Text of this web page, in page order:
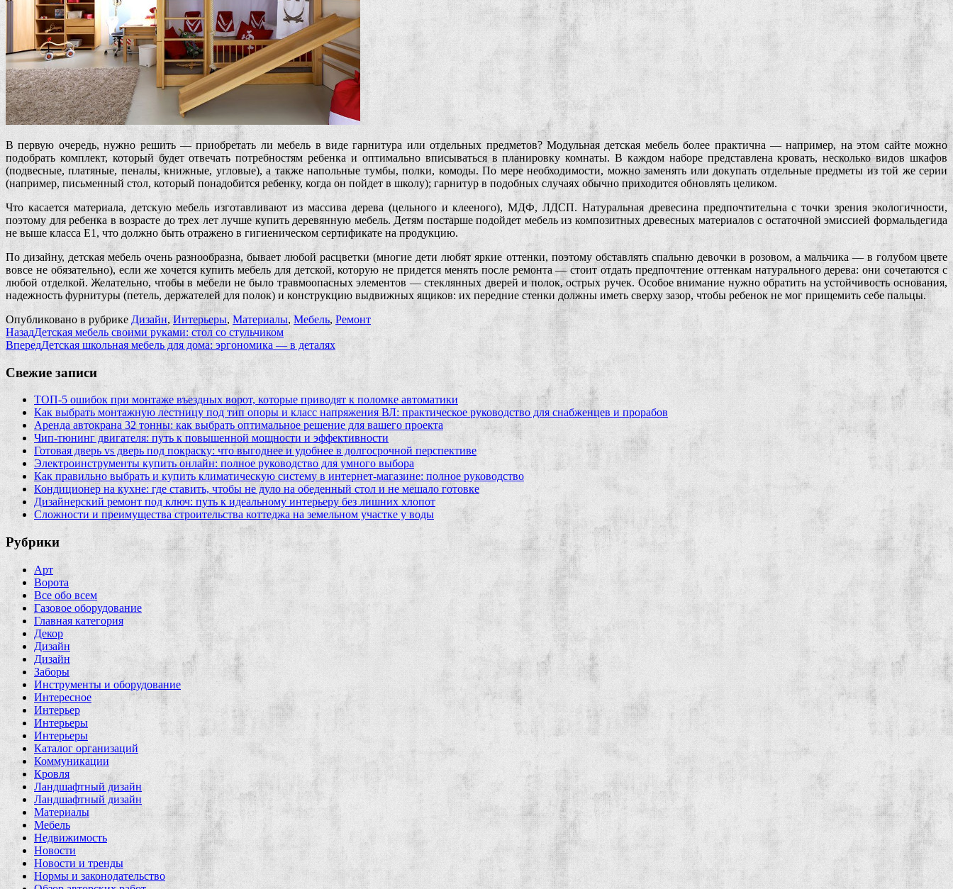
В первую очередь, нужно решить — приобретать ли мебель в виде гарнитура или отдельных предметов? Модульная детская мебель более практична — например, на этом сайте можно
подобрать комплект, который будет отвечать потребностям ребенка и оптимально вписываться в планировку комнаты. В каждом наборе представлена кровать, несколько видов шкафов
(подвесные, платяные, пеналы, книжные, угловые), а также напольные тумбы, полки, комоды. По мере необходимости, можно заменять или докупать отдельные предметы из той же серии
(например, письменный стол, который понадобится ребенку, когда он пойдет в школу); гарнитур в подобных случаях обычно приходится обновлять целиком.
Что касается материала, детскую мебель изготавливают из массива дерева (цельного и клееного), МДФ, ЛДСП. Натуральная древесина предпочтительна с точки зрения экологичности,
поэтому для ребенка в возрасте до трех лет лучше купить деревянную мебель. Детям постарше подойдет мебель из композитных древесных материалов с остаточной эмиссией формальдегида
не выше класса Е1, что должно быть отражено в гигиеническом сертификате на продукцию.
По дизайну, детская мебель очень разнообразна, бывает любой расцветки (многие дети любят яркие оттенки, поэтому обставлять спальню девочки в розовом, а мальчика — в голубом цвете
вовсе не обязательно), если же хочется купить мебель для детской, которую не придется менять после ремонта — стоит отдать предпочтение оттенкам натурального дерева: они сочетаются с
любой отделкой. Желательно, чтобы в мебели не было травмоопасных элементов — стеклянных дверей и полок, острых ручек. Особое внимание нужно обратить на устойчивость основания,
надежность фурнитуры (петель, держателей для полок) и конструкцию выдвижных ящиков: их передние стенки должны иметь сверху зазор, чтобы ребенок не мог прищемить себе пальцы.
Опубликовано в рубрике Дизайн,Интерьеры,Материалы, Мебель, Ремонт
НазадДетская мебель своими руками: стол со стульчиком
ВпередДетская школьная мебель для дома: эргономика — в деталях
Свежие записи
ТОП-5 ошибок при монтаже въездных ворот, которые приводят к поломке автоматики
Как выбрать монтажную лестницу под тип опоры и класс напряжения ВЛ: практическое руководство для снабженцев и прорабов
Аренда автокрана 32 тонны: как выбрать оптимальное решение для вашего проекта
Чип‑тюнинг двигателя: путь к повышенной мощности и эффективности
Готовая дверь vs дверь под покраску: что выгоднее и удобнее в долгосрочной перспективе
Электроинструменты купить онлайн: полное руководство для умного выбора
Как правильно выбрать и купить климатическую систему в интернет‑магазине: полное руководство
Кондиционер на кухне: где ставить, чтобы не дуло на обеденный стол и не мешало готовке
Дизайнерский ремонт под ключ: путь к идеальному интерьеру без лишних хлопот
Сложности и преимущества строительства коттеджа на земельном участке у воды
Рубрики
Арт
Ворота
Все обо всем
Газовое оборудование
Главная категория
Декор
Дизайн
Дизайн
Заборы
Инструменты и оборудование
Интересное
Интерьер
Интерьеры
Интерьеры
Каталог организаций
Коммуникации
Кровля
Ландшафтный дизайн
Ландшафтный дизайн
Материалы
Мебель
Недвижимость
Новости
Новости и тренды
Нормы и законодательство